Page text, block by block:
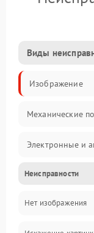
Виды
Изображение
Механические
Электронные и
Неисправности
Программные
Неисправности
Нет изображения